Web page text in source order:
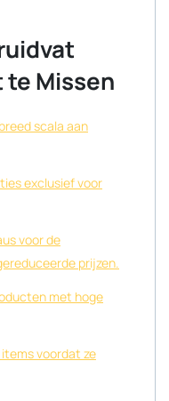
te Missen
scala aan
exclusief voor
voor de
prijzen.
met hoge
voordat ze